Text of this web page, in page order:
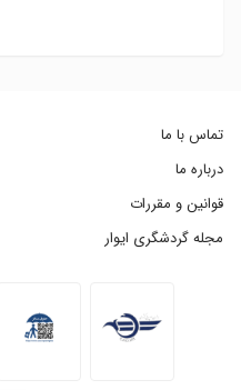
تماس با ما
درباره ما
قوانین و مقررات
مجله گردشگری ایوار